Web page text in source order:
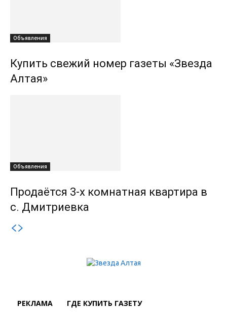
Объявления
Купить свежий номер газеты «Звезда
Алтая»
Объявления
Продаётся 3-х комнатная квартира в
с. Дмитриевка
РЕКЛАМА ГДЕ КУПИТЬ ГАЗЕТУ